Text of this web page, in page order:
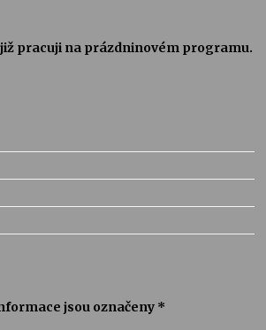
již pracuji na prázdninovém programu.
jsou označeny *